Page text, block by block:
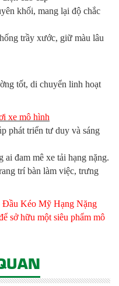
khối, mang lại độ chắc
trầy xước, giữ màu lâu
tốt, di chuyển linh hoạt
xe mô hình
phát triển tư duy và sáng
đam mê xe tải hạng nặng.
trí bàn làm việc, trưng
Kéo Mỹ Hạng Nặng
sở hữu một siêu phẩm mô